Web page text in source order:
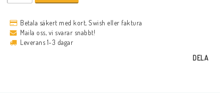
Betala säkert med kort, Swish eller faktura
Maila oss, vi svarar snabbt!
Leverans 1-3 dagar
DELA